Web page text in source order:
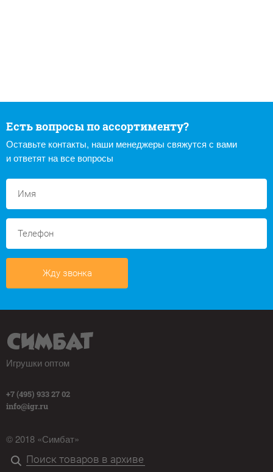
Есть вопросы по ассортименту?
Оставьте контакты, наши менеджеры свяжутся с вами
и ответят на все вопросы
Жду звонка
Игрушки оптом
+7 (495) 933 27 02
info@igr.ru
© 2018 «Симбат»